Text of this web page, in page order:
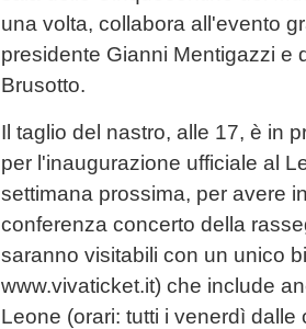
una volta, collabora all'evento
presidente Gianni Mentigazzi e
Brusotto.
Il taglio del nastro, alle 17, è in
per l'inaugurazione ufficiale al
settimana prossima, per avere
conferenza concerto della
saranno visitabili con un unico
www.vivaticket.it) che include
Leone (orari: tutti i venerdì